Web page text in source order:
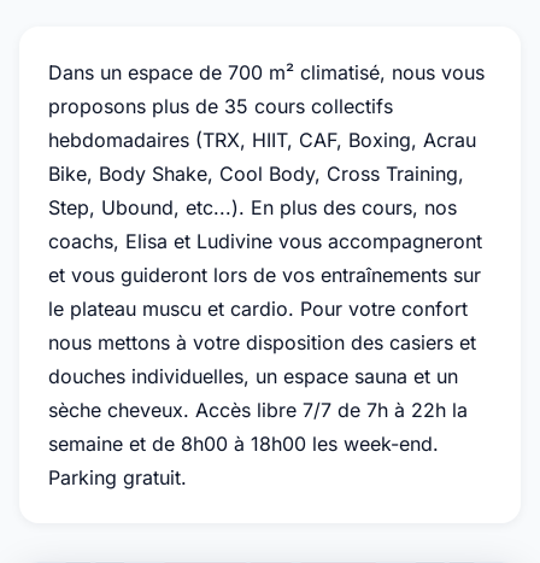
Dans un espace de 700 m² climatisé, nous vous
proposons plus de 35 cours collectifs
hebdomadaires (TRX, HIIT, CAF, Boxing, Acrau
Bike, Body Shake, Cool Body, Cross Training,
Step, Ubound, etc...). En plus des cours, nos
coachs, Elisa et Ludivine vous accompagneront
et vous guideront lors de vos entraînements sur
le plateau muscu et cardio. Pour votre confort
nous mettons à votre disposition des casiers et
douches individuelles, un espace sauna et un
sèche cheveux. Accès libre 7/7 de 7h à 22h la
semaine et de 8h00 à 18h00 les week-end.
Parking gratuit.